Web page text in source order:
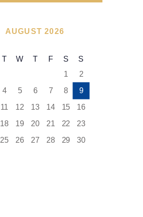
AUGUST 2026
T W T F S
S
1
2
4 5 6 7 8
9
11 12 13 14 15
16
18 19 20 21 22
23
25 26 27 28 29
30